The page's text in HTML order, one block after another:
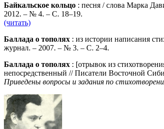
Байкальское кольцо : песня / слова Марка
2012. – № 4. – С. 18–19.
(читать)
Баллада о тополях : из истории написания
журнал. – 2007. – № 3. – С. 2–4.
Баллада о тополях : [отрывок из
непосредственный // Писатели Восточной
Приведены вопросы и задания по